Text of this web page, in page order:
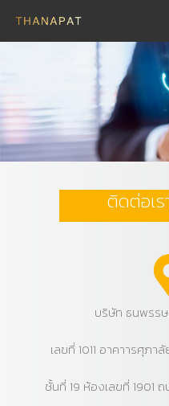
ติดต่อเร
บริษัท ธนพรร
เลขที่ 1011 อาคาารศุภา
ชั้นที่ 19 ห้องเลขที่ 1901